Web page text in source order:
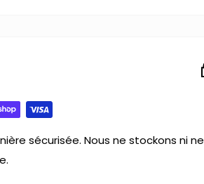
sécurisée. Nous ne stockons ni ne